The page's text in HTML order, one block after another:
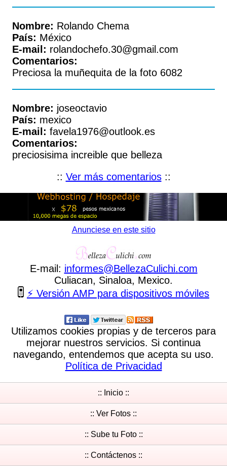
Nombre: Rolando Chema
País: México
E-mail: rolandochefo.30@gmail.com
Comentarios:
Preciosa la muñequita de la foto 6082
Nombre: joseoctavio
País: mexico
E-mail: favela1976@outlook.es
Comentarios:
preciosisima increible que belleza
:: Ver más comentarios::
Anunciese en este sitio
E-mail: informes@BellezaCulichi.com
Culiacan, Sinaloa, Mexico.
⚡ Versión AMP para dispositivos móviles
Utilizamos cookies propias y de terceros para
mejorar nuestros servicios. Si continua
navegando, entendemos que acepta su uso.
Política de Privacidad
:: Inicio ::
:: Ver Fotos ::
:: Sube tu Foto ::
:: Contáctenos ::